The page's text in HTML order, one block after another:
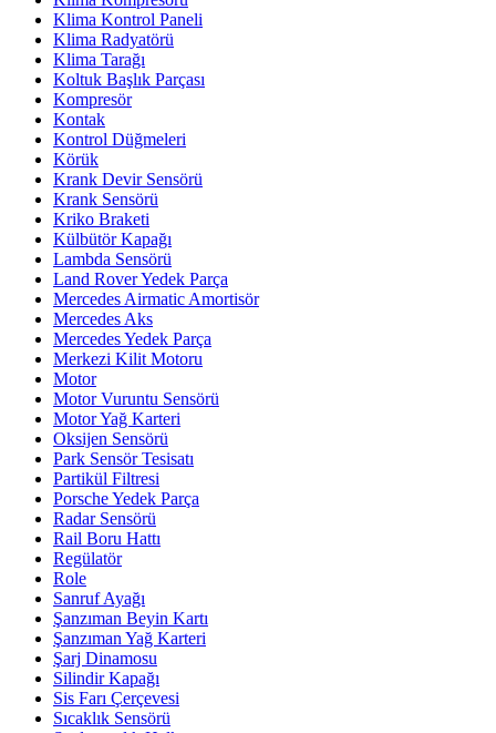
Klima Kontrol Paneli
Klima Radyatörü
Klima Tarağı
Koltuk Başlık Parçası
Kompresör
Kontak
Kontrol Düğmeleri
Körük
Krank Devir Sensörü
Krank Sensörü
Kriko Braketi
Külbütör Kapağı
Lambda Sensörü
Land Rover Yedek Parça
Mercedes Airmatic Amortisör
Mercedes Aks
Mercedes Yedek Parça
Merkezi Kilit Motoru
Motor
Motor Vuruntu Sensörü
Motor Yağ Karteri
Oksijen Sensörü
Park Sensör Tesisatı
Partikül Filtresi
Porsche Yedek Parça
Radar Sensörü
Rail Boru Hattı
Regülatör
Role
Sanruf Ayağı
Şanzıman Beyin Kartı
Şanzıman Yağ Karteri
Şarj Dinamosu
Silindir Kapağı
Sis Farı Çerçevesi
Sıcaklık Sensörü